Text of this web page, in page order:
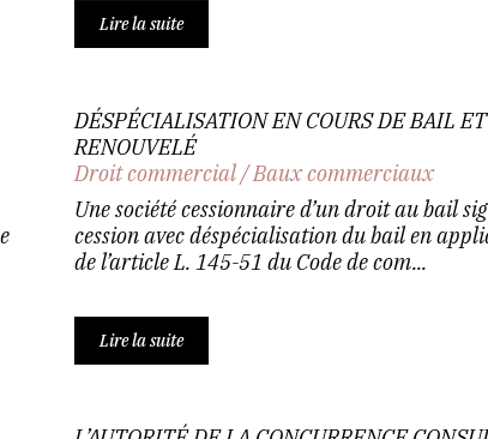
Lire la suite
DÉSPÉCIALISATION EN COURS DE BAIL
RENOUVELÉ
Droit commercial/Baux commerciaux
Une société cessionnaire d’un droit au bail
cession avec déspécialisation du bail en
de l’article L. 145-51 du Code de com...
Lire la suite